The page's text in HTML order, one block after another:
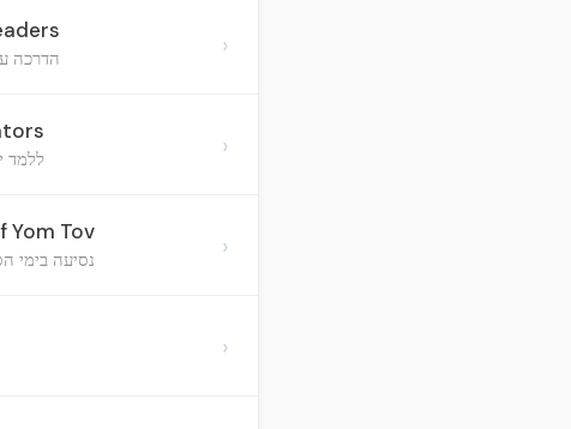
הדרכה ›
ללמד ›
Yom Tov
נסיעה בימי ›
›